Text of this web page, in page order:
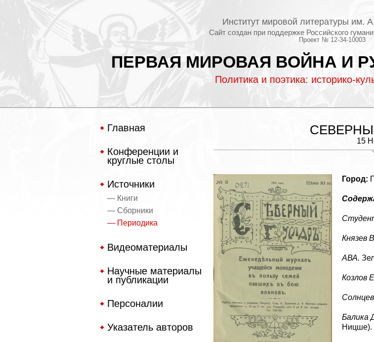
Институт мировой литературы им.
Сайт создан при поддержке Российского
Проект № 12-34-10003
ПЕРВАЯ МИРОВАЯ ВОЙНА И
Политика и поэтика: историко-
Главная
Конференции и
круглые столы
Источники
— Книги
— Сборники
— Периодика
Видеоматериалы
Научные материалы
и публикации
Персоналии
Указатель авторов
15
Город:
Князев
АВА.
Козлов
Балика
Ницше).